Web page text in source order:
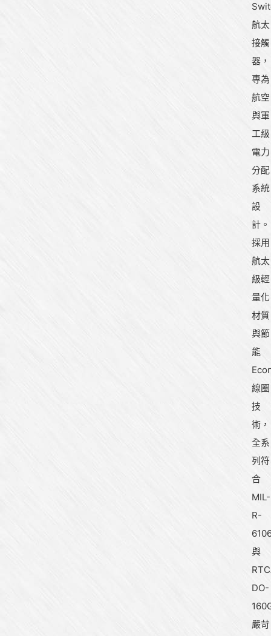
航太
接觸
器，
專為
航空
與軍
工級
電力
分配
系統
設
計。
採用
航太
級輕
量化
材質
與節
能
線圈
技
術，
全系
列符
合
MIL-
R-
與
DO-
嚴苛